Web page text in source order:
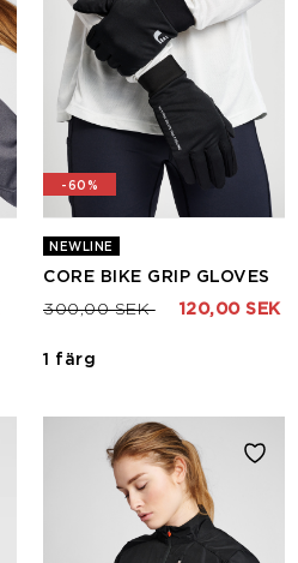
-60%
NEWLINE
CORE BIKE GRIP GLOVES
Pris nedsatt från
300,00 SEKtill 120,00 SEK
1 färg